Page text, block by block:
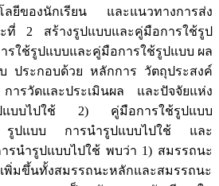
ลยีของนักเรียน และแนวทางการส่ง
ที่ 2 สร้างรูปแบบและคู่มือการใช้รูป
รใช้รูปแบบและคู่มือการใช้รูปแบบ ผล
ประกอบด้วย หลักการ วัตถุประสงค์
รวัดและประเมินผล และปัจจัยแห่ง
ปแบบไปใช้ 2) คู่มือการใช้รูปแบบ
ปแบบ การนำรูปแบบไปใช้ และ
รนำรูปแบบไปใช้ พบว่า 1) สมรรถนะ
พิ่มขึ้นทั้งสมรรถนะหลักและสมรรถนะ